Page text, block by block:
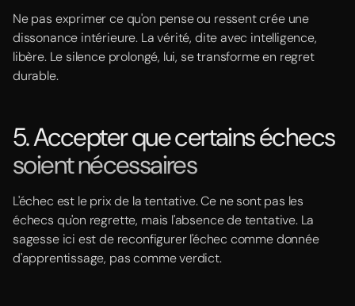
Ne pas exprimer ce qu'on pense ou ressent crée une
dissonance intérieure. La vérité, dite avec intelligence,
libère. Le silence prolongé, lui, se transforme en regret
durable.
5. Accepter que certains échecs
soient nécessaires
L'échec est le prix de la tentative. Ce ne sont pas les
échecs qu'on regrette, mais l'absence de tentative. La
sagesse ici est de reconfigurer l'échec comme donnée
d'apprentissage, pas comme verdict.